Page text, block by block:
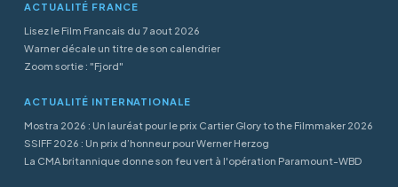
ACTUALITÉ FRANCE
Lisez le Film Francais du 7 aout 2026
Warner décale un titre de son calendrier
Zoom sortie : "Fjord"
ACTUALITÉ INTERNATIONALE
Mostra 2026 : Un lauréat pour le prix Cartier Glory to the Filmmaker 2026
SSIFF 2026 : Un prix d’honneur pour Werner Herzog
La CMA britannique donne son feu vert à l'opération Paramount-WBD